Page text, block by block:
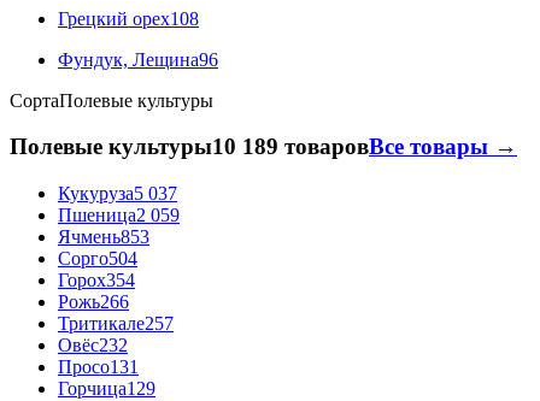
Грецкий орех108
Фундук, Лещина96
СортаПолевые культуры
Полевые культуры10 189 товаровВсе товары →
Кукуруза5 037
Пшеница2 059
Ячмень853
Сорго504
Горох354
Рожь266
Тритикале257
Овёс232
Просо131
Горчица129